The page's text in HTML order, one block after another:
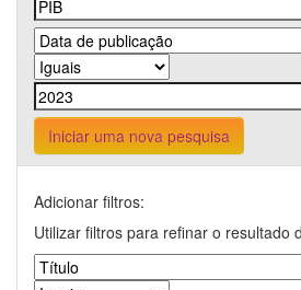
Iniciar uma nova pesquisa
Adicionar filtros:
Utilizar filtros para refinar o resultado